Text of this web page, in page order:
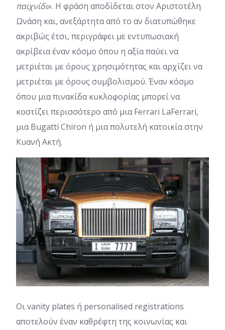
παιχνίδι». Η φράση αποδίδεται στον Αριστοτέλη
Ωνάση και, ανεξάρτητα από το αν διατυπώθηκε
ακριβώς έτσι, περιγράφει με εντυπωσιακή
ακρίβεια έναν κόσμο όπου η αξία παύει να
μετριέται με όρους χρησιμότητας και αρχίζει να
μετριέται με όρους συμβολισμού. Έναν κόσμο
όπου μια πινακίδα κυκλοφορίας μπορεί να
κοστίζει περισσότερο από μια Ferrari LaFerrari,
μια Bugatti Chiron ή μια πολυτελή κατοικία στην
Κυανή Ακτή.
Oι vanity plates ή personalised registrations
αποτελούν έναν καθρέφτη της κοινωνίας και